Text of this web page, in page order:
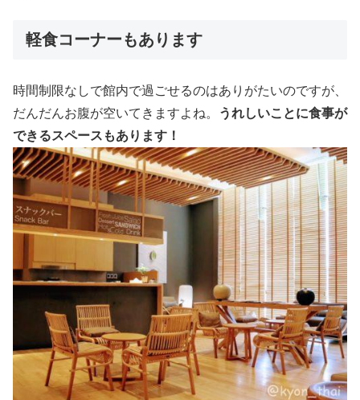
軽食コーナーもあります
時間制限なしで館内で過ごせるのはありがたいのですが、
だんだんお腹が空いてきますよね。
うれしいことに食事が
できるスペースもあります！